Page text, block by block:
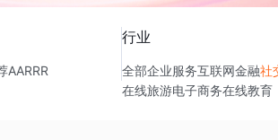
AARRR
行业
全部企业服务互联网金融社
在线旅游电子商务在线教育